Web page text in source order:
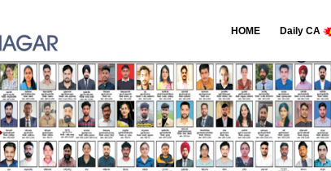
Daily CA
HOME